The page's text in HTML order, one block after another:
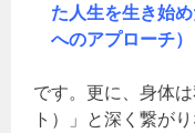
た人生を生き始
へのアプローチ）
です。更に、身体
ト）」と深く繋が